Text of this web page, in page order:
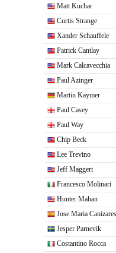
Matt Kuchar
Curtis Strange
Xander Schauffele
Patrick Cantlay
Mark Calcavecchia
Paul Azinger
Martin Kaymer
Paul Casey
Paul Way
Chip Beck
Lee Trevino
Jeff Maggert
Francesco Molinari
Hunter Mahan
Jose Maria Canizares
Jesper Parnevik
Costantino Rocca